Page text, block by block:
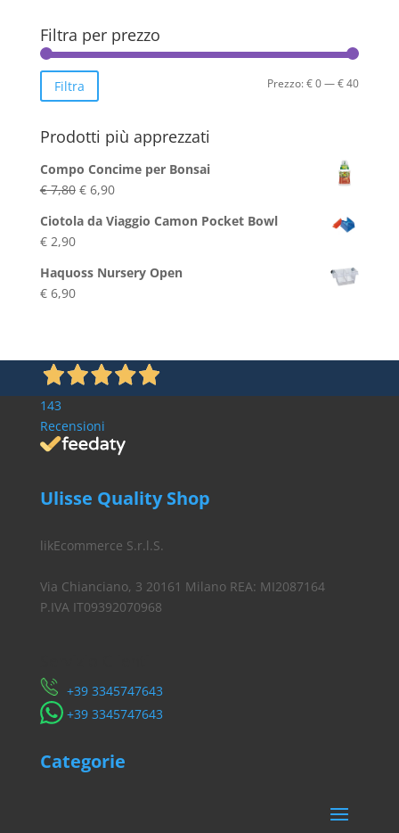
Filtra per prezzo
Prezzo
Prezzo
Filtra Prezzo:€ 0—€ 40
Prodotti più apprezzati
Compo Concime per Bonsai
€7,80 Il
originale
€ 7,80.
€6,90Il
attuale
€ 6,90.
Ciotola da Viaggio Camon Pocket Bowl
€2,90
Haquoss Nursery Open
€6,90
143
Recensioni
Ulisse Quality Shop
likEcommerce S.r.l.S.
Via Chianciano, 3 20161 Milano REA: MI2087164
P.IVA IT09392070968
​+39 3345747643
​+39 3345747643
Categorie